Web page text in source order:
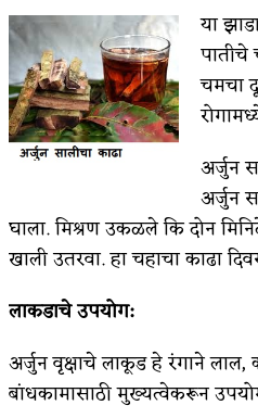
या
पातीचे
चमचा
अर्जुन
अर्जुन
घाला. मिश्रण उकळले कि दोन
खाली उतरवा. हा चहाचा काढा
लाकडाचे उपयोग:
अर्जुन वृक्षाचे लाकूड हे रंगाने
बांधकामासाठी मुख्यत्वेकरून